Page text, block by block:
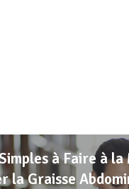
à Faire à la
la Graisse